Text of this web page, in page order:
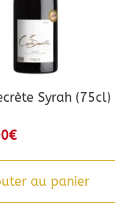
Syrah (75cl)
€Le
actuel
au panier